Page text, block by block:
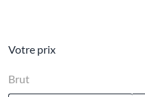
Votre prix
Brut